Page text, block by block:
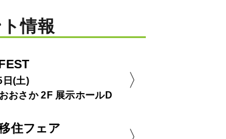
情報
日(土)
おさか 2F 展示ホールD
住フェア